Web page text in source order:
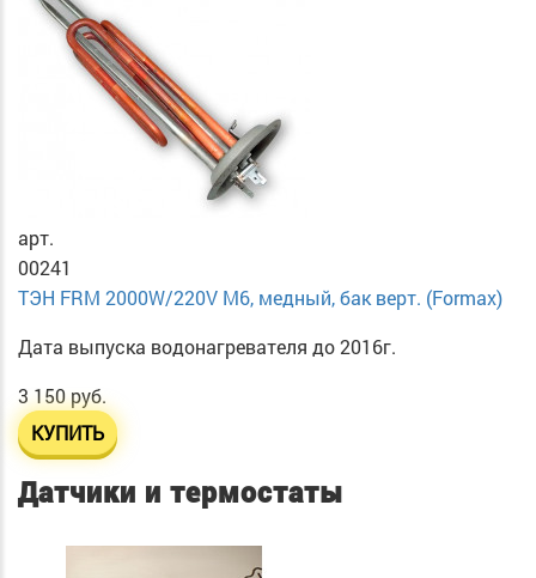
арт.
00241
ТЭН FRM 2000W/220V M6, медный, бак верт. (Formax)
Дата выпуска водонагревателя до 2016г.
3 150 руб.
КУПИТЬ
Датчики и термостаты